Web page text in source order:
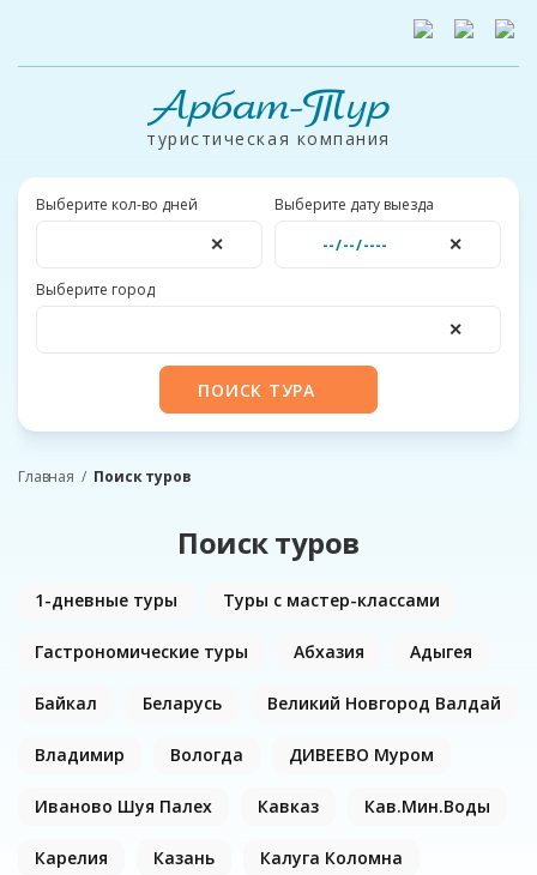
Арбат-Тур
туристическая компания
Выберите кол-во дней
✕
Выберите дату выезда
✕
Выберите город
✕
ПОИСК ТУРА
Главная Поиск туров
Поиск туров
1-дневные туры Туры с мастер-классами
Гастрономические туры Абхазия Адыгея
Байкал Беларусь Великий Новгород Валдай
Владимир Вологда ДИВЕЕВО Муром
Иваново Шуя Палех Кавказ Кав.Мин.Воды
Карелия Казань Калуга Коломна